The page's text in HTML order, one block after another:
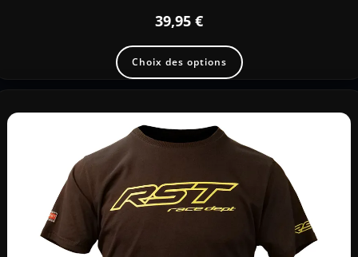
39,95 €
Choix des options